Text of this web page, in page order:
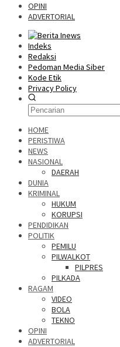
OPINI
ADVERTORIAL
Indeks
Redaksi
Pedoman Media Siber
Kode Etik
Privacy Policy
HOME
PERISTIWA
NEWS
NASIONAL
DAERAH
DUNIA
KRIMINAL
HUKUM
KORUPSI
PENDIDIKAN
POLITIK
PEMILU
PILWALKOT
PILPRES
PILKADA
RAGAM
VIDEO
BOLA
TEKNO
OPINI
ADVERTORIAL